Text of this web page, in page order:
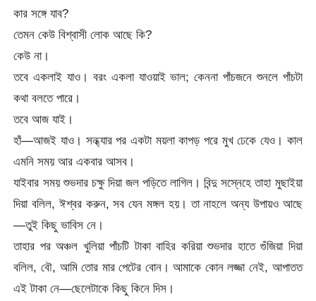
কার সঙ্গে যাব?
তেমন কেউ বিশ্বাসী লোক আছে কি?
কেউ না।
তবে একলাই যাও। বরং একলা যাওয়াই ভাল; কেননা পাঁচজনে শুনলে পাঁচটা
কথা বলতে পারে।
তবে আজ যাই।
হাঁ—আজই যাও। সন্ধ্যার পর একটা ময়লা কাপড় পরে মুখ ঢেকে যেও। কাল
এমনি সময় আর একবার আসব।
যাইবার সময় শুভদার চক্ষু দিয়া জল পড়িতে লাগিল। বিন্দু সস্নেহে তাহা মুছাইয়া
দিয়া বলিল, ঈশ্বর করুন, সব যেন মঙ্গল হয়। তা নাহলে অন্য উপায়ও আছে
—তুই কিছু ভাবিস নে।
তাহার পর অঞ্চল খুলিয়া পাঁচটি টাকা বাহির করিয়া শুভদার হাতে গুঁজিয়া দিয়া
বলিল, বৌ, আমি তোর মার পেটের বোন। আমাকে কোন লজ্জা নেই, আপাতত
এই টাকা নে—ছেলেটাকে কিছু কিনে দিস।